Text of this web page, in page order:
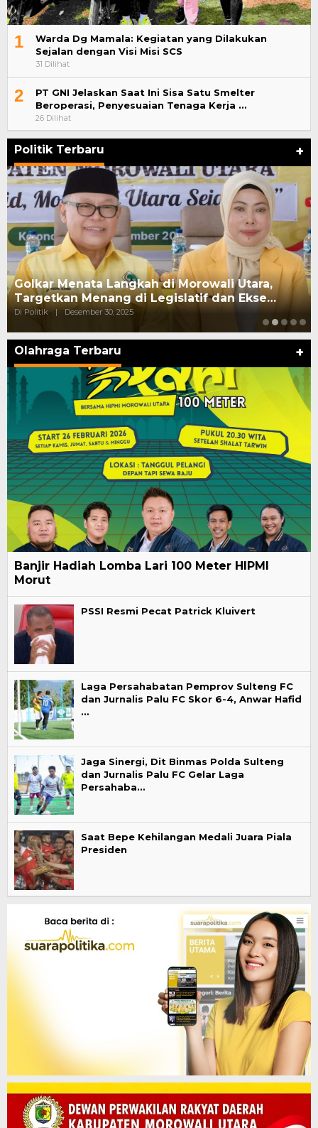
1
Warda Dg Mamala: Kegiatan yang Dilakukan
Sejalan dengan Visi Misi SCS
31 Dilihat
2
PT GNI Jelaskan Saat Ini Sisa Satu Smelter
Beroperasi, Penyesuaian Tenaga Kerja …
26 Dilihat
Politik Terbaru +
Golkar Menata Langkah di Morowali Utara,
Targetkan Menang di Legislatif dan Ekse…
Di Politik | Desember 30, 2025
Olahraga Terbaru +
Banjir Hadiah Lomba Lari 100 Meter HIPMI
Morut
PSSI Resmi Pecat Patrick Kluivert
Laga Persahabatan Pemprov Sulteng FC
dan Jurnalis Palu FC Skor 6-4, Anwar Hafid
…
Jaga Sinergi, Dit Binmas Polda Sulteng
dan Jurnalis Palu FC Gelar Laga
Persahaba…
Saat Bepe Kehilangan Medali Juara Piala
Presiden